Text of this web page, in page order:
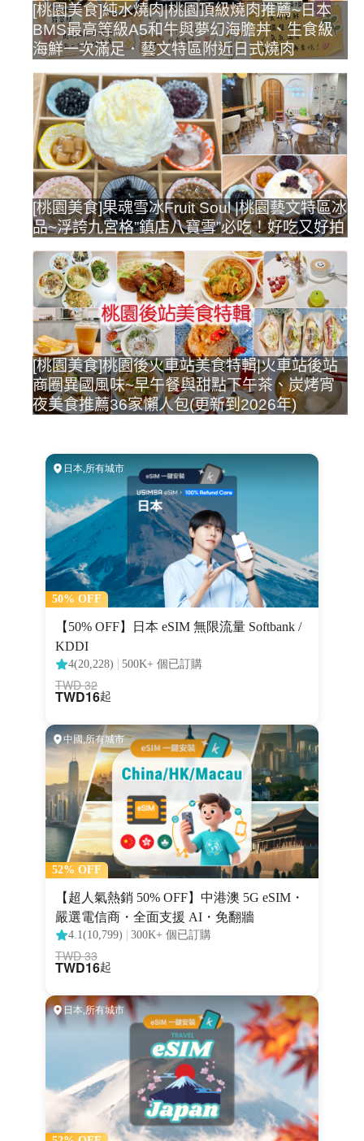
[桃園美食]純水燒肉|桃園頂級燒肉推薦~日本
BMS最高等級A5和牛與夢幻海膽丼、生食級
海鮮一次滿足．藝文特區附近日式燒肉
[桃園美食]果魂雪冰Fruit Soul |桃園藝文特區冰
品~浮誇九宮格”鎮店八寶雪”必吃！好吃又好拍
[桃園美食]桃園後火車站美食特輯|火車站後站
商圈異國風味~早午餐與甜點下午茶、炭烤宵
夜美食推薦36家懶人包(更新到2026年)